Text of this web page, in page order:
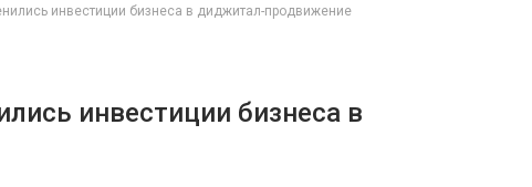
инвестиции бизнеса в диджитал-продвижение
инвестиции бизнеса в